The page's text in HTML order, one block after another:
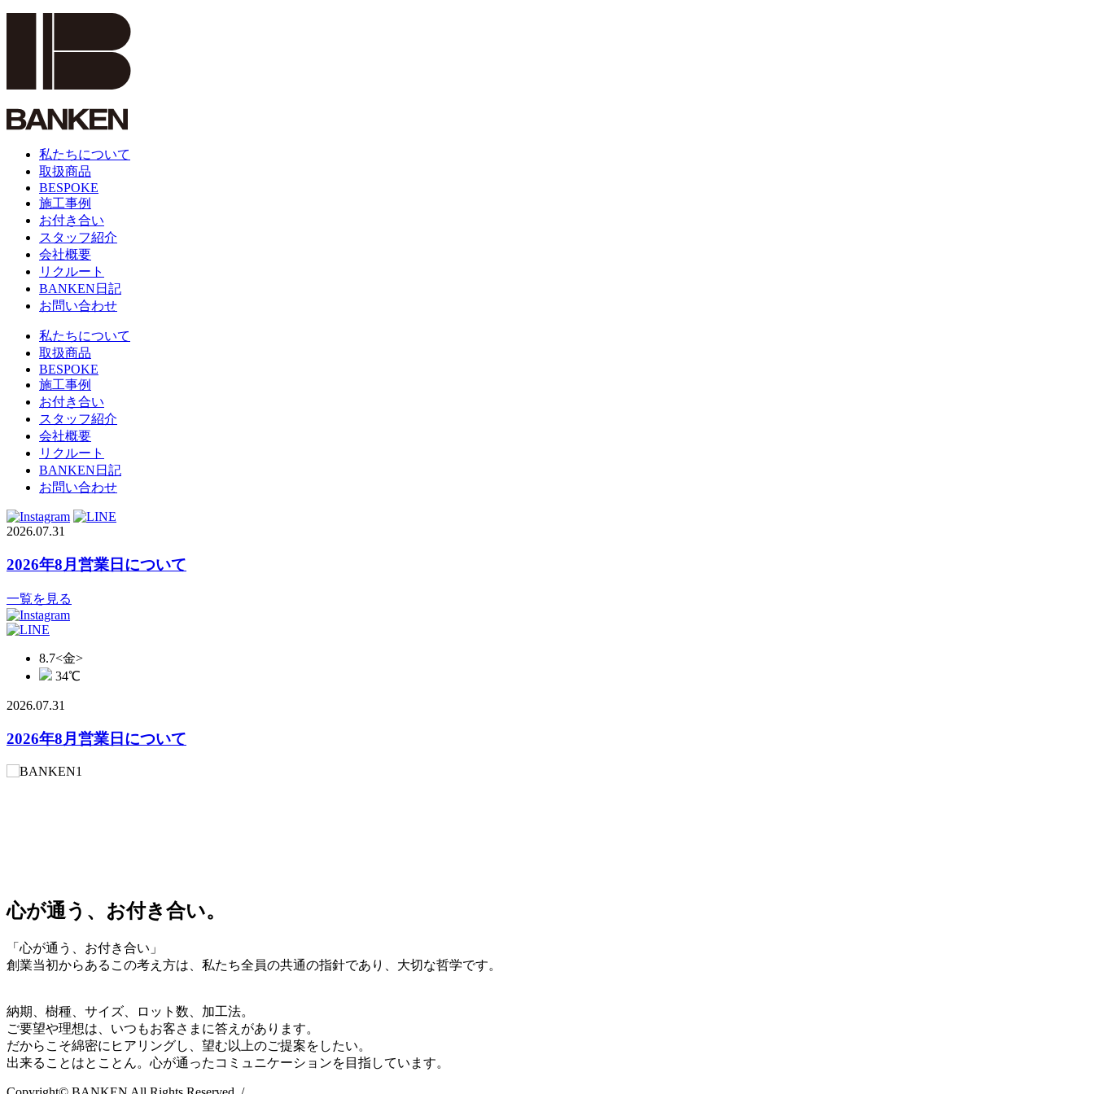
私たちについて
取扱商品
BESPOKE
施工事例
お付き合い
スタッフ紹介
会社概要
リクルート
BANKEN日記
お問い合わせ
私たちについて
取扱商品
BESPOKE
施工事例
お付き合い
スタッフ紹介
会社概要
リクルート
BANKEN日記
お問い合わせ
2026.07.31
2026年8月営業日について
一覧を見る
8.7<金>
34℃
2026.07.31
2026年8月営業日について
心が通う、お付き合い。
「心が通う、お付き合い」
創業当初からあるこの考え方は、私たち全員の共通の指針であり、大切な哲学です。
納期、樹種、サイズ、ロット数、加工法。
ご要望や理想は、いつもお客さまに答えがあります。
だからこそ綿密にヒアリングし、望む以上のご提案をしたい。
出来ることはとことん。心が通ったコミュニケーションを目指しています。